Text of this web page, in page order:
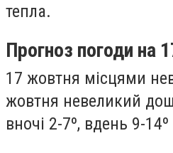
тепла.
Прогноз погоди на
17 жовтня місцями
жовтня невеликий
вночі 2-7º, вдень 9-